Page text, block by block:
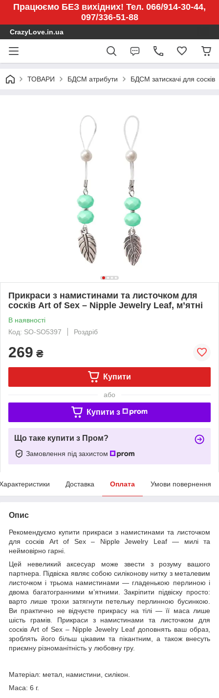
Працюємо БЕЗ вихідних! Тел. 066/914-30-44,
097/336-51-88
CrazyLove.in.ua
ТОВАРИ БДСМ атрибути БДСМ затискачі для сосків
Прикраси з намистинами та листочком для
сосків Art of Sex – Nipple Jewelry Leaf, м’ятні
В наявності
Код: SO-SO5397
Роздріб
269 ₴
Купити
або
Купити з
Що таке купити з Пром?
Замовлення під захистом
Доставка Оплата Умови повернення
Опис
Рекомендуємо купити прикраси з намистинами та листочком
для сосків Art of Sex – Nipple Jewelry Leaf — милі та
неймовірно гарні.
Цей невеликий аксесуар може звести з розуму вашого
партнера. Підвіска являє собою силіконову нитку з металевим
листочком і трьома намистинами — гладенькою перлиною і
двома багатогранними м’ятними. Закріпити підвіску просто:
варто лише трохи затягнути петельку перлинною бусинкою.
Ви практично не відчуєте прикрасу на тілі — її маса лише
шість грамів. Прикраси з намистинами та листочком для
сосків Art of Sex – Nipple Jewelry Leaf доповнять ваш образ,
зроблять його більш цікавим та пікантним, а також внесуть
приємну різноманітність у любовну гру.
Матеріал: метал, намистини, силікон.
Маса: 6 г.